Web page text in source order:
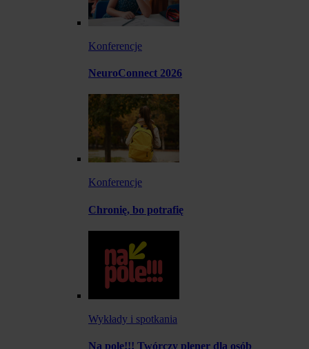
Konferencje
NeuroConnect 2026
Konferencje
Chronię, bo potrafię
Wykłady i spotkania
Na pole!!! Twórczy plener dla osób